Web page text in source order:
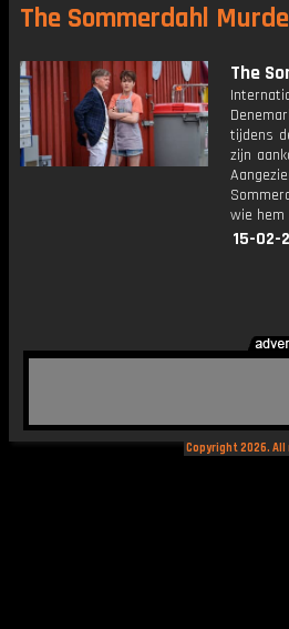
The Sommerdahl
The
tijdens
zijn
wie
15-02-
Copyright 2026.